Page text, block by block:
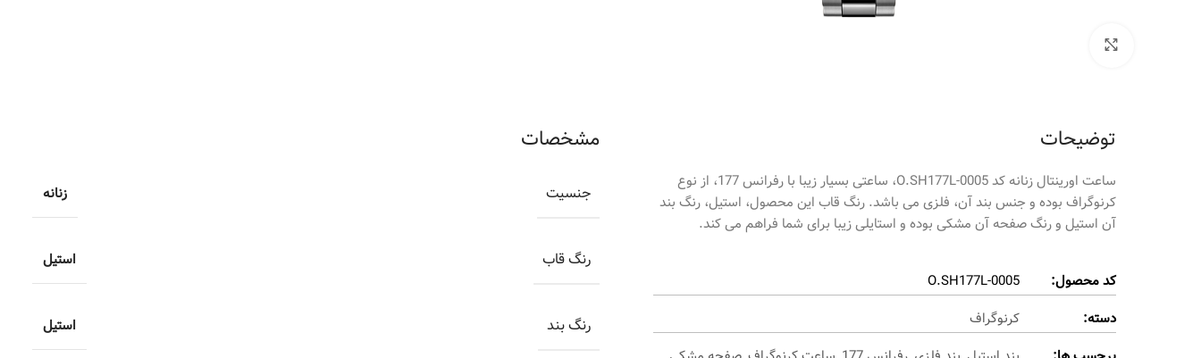
توضیحات
ساعت اورینتال زنانه کد O.SH177L-0005، ساعتی بسیار زیبا با رفرانس 177، از نوع
کرنوگراف بوده و جنس بند آن، فلزی می باشد. رنگ قاب این محصول، استیل، رنگ بند
آن استیل و رنگ صفحه آن مشکی بوده و استایلی زیبا برای شما فراهم می کند.
کد محصول:
O.SH177L-0005
دسته:
کرنوگراف
مشخصات
جنسیت زنانه
رنگ قاب استیل
رنگ بند استیل